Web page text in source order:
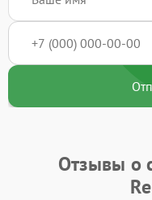
Отзывы о